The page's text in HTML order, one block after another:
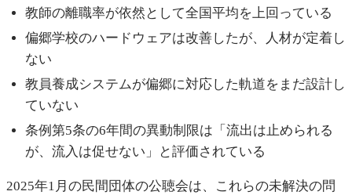
教師の離職率が依然として全国平均を上回っている
偏郷学校のハードウェアは改善したが、人材が定着し
ない
教員養成システムが偏郷に対応した軌道をまだ設計し
ていない
条例第5条の6年間の異動制限は「流出は止められる
が、流入は促せない」と評価されている
2025年1月の民間団体の公聴会は、これらの未解決の問